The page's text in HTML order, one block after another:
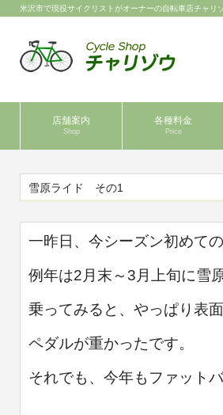
米沢市で現役サイクリストがオーナーの自転車店チャリ
店舗案内
Shop
各種料金
Price
雪原ライド その1
一昨日、今シーズン初めて
例年は2月末～3月上旬に雪
乗ってみると、やっぱり表
ペダルが重かったです。
それでも、今年もファット